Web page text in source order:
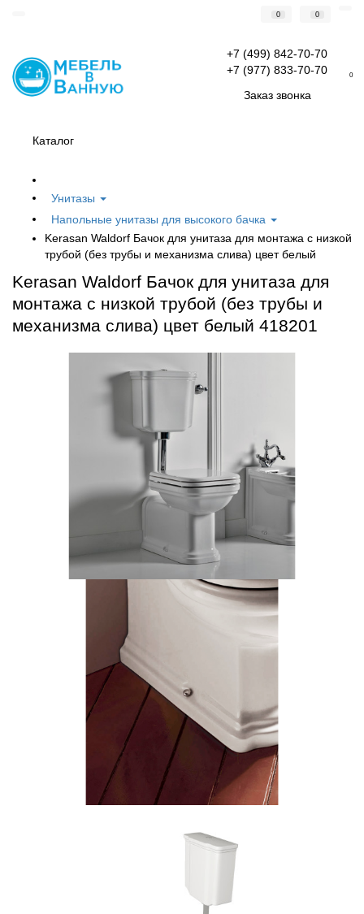
0 0
+7 (499) 842-70-70
+7 (977) 833-70-70
Заказ звонка
0
Каталог
Унитазы
Напольные унитазы для высокого бачка
Kerasan Waldorf Бачок для унитаза для монтажа с низкой
трубой (без трубы и механизма слива) цвет белый
Kerasan Waldorf Бачок для унитаза для
монтажа с низкой трубой (без трубы и
механизма слива) цвет белый 418201